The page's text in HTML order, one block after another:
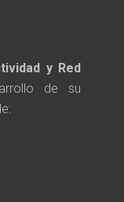
y Red
de su